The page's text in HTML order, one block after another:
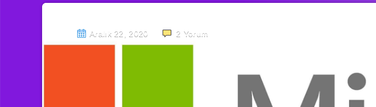
Aralık 22, 2020 2 Yorum